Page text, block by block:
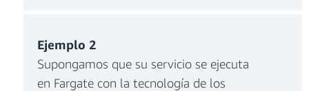
Ejemplo 2
Supongamos que su servicio se ejecuta
en Fargate con la tecnología de los